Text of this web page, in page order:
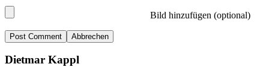
Bild hinzufügen (optional)
Abbrechen
Dietmar Kappl